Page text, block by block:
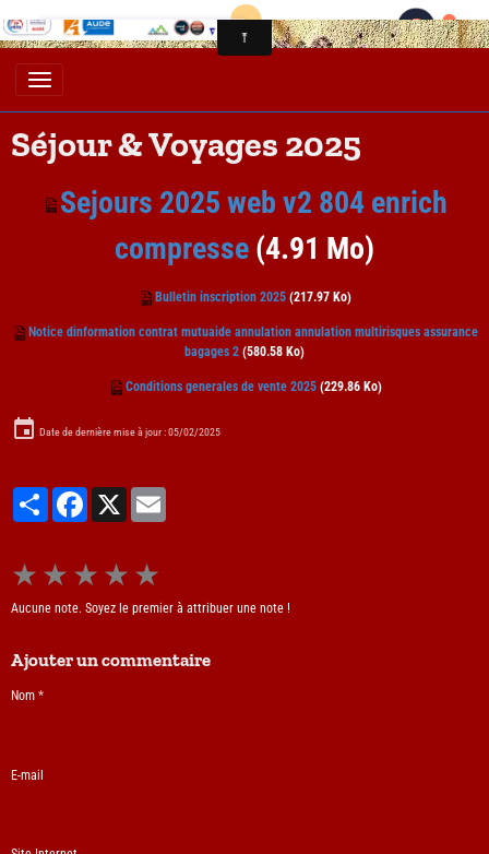
Séjour & Voyages 2025
Sejours 2025 web v2 804 enrich
compresse (4.91 Mo)
Bulletin inscription 2025 (217.97 Ko)
Notice dinformation contrat mutuaide annulation annulation multirisques assurance
bagages 2 (580.58 Ko)
Conditions generales de vente 2025(229.86 Ko)
Date de dernière mise à jour : 05/02/2025
Partager Facebook
★ ★ ★ ★ ★
Aucune note. Soyez le premier à attribuer une note !
Ajouter un commentaire
Nom
E-mail